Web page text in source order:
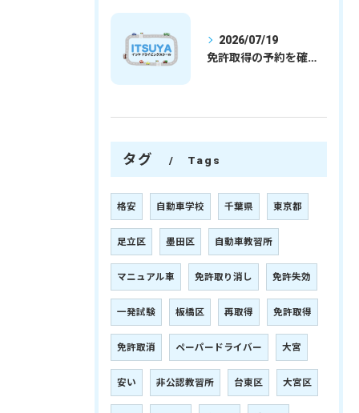
2026/07/19
免許取得の予約を確実に取るための最新ガイドと一発試験合格の実践法
タグ Tags
格安 自動車学校 千葉県 東京都
足立区 墨田区 自動車教習所
マニュアル車 免許取り消し 免許失効
一発試験 板橋区 再取得 免許取得
免許取消 ペーパードライバー 大宮
安い 非公認教習所 台東区 大宮区